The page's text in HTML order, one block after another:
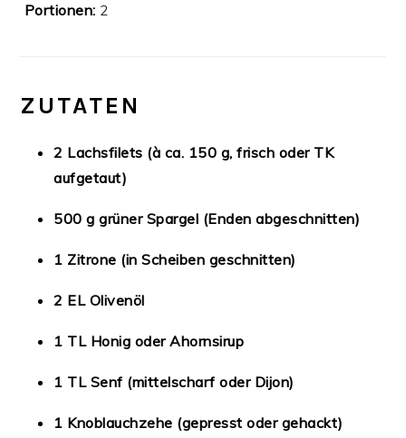
Portionen: 2
ZUTATEN
2 Lachsfilets (à ca. 150 g, frisch oder TK
aufgetaut)
500 g grüner Spargel (Enden abgeschnitten)
1 Zitrone (in Scheiben geschnitten)
2 EL Olivenöl
1 TL Honig oder Ahornsirup
1 TL Senf (mittelscharf oder Dijon)
1 Knoblauchzehe (gepresst oder gehackt)